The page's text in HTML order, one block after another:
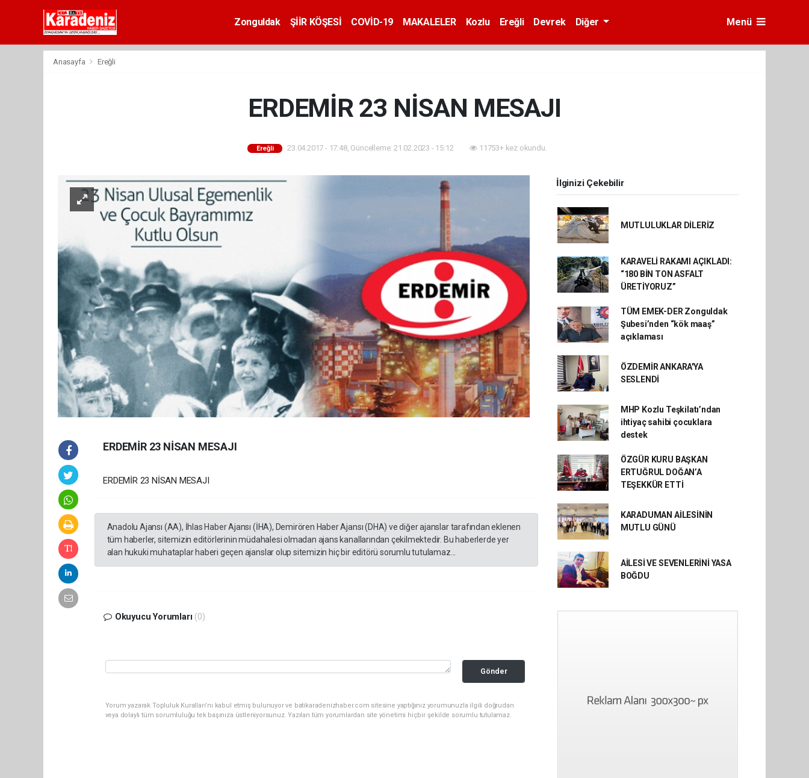
Zonguldak ŞİİR KÖŞESİ COVİD-19 MAKALELER Kozlu Ereğli Devrek Diğer Menü
Anasayfa Ereğli
ERDEMİR 23 NİSAN MESAJI
Ereğli 23.04.2017 - 17:48, Güncelleme: 21.02.2023 - 15:12 11753+ kez okundu.
ERDEMİR 23 NİSAN MESAJI
ERDEMİR 23 NİSAN MESAJI
Anadolu Ajansı (AA), İhlas Haber Ajansı (İHA), Demirören Haber Ajansı (DHA) ve diğer ajanslar tarafından eklenen
tüm haberler, sitemizin editörlerinin müdahalesi olmadan ajans kanallarından çekilmektedir. Bu haberlerde yer
alan hukuki muhataplar haberi geçen ajanslar olup sitemizin hiç bir editörü sorumlu tutulamaz...
Okuyucu Yorumları (0)
Gönder
Yorum yazarak Topluluk Kuralları’nı kabul etmiş bulunuyor ve batikaradenizhaber.com sitesine yaptığınız yorumunuzla ilgili doğrudan
veya dolaylı tüm sorumluluğu tek başınıza üstleniyorsunuz. Yazılan tüm yorumlardan site yönetimi hiçbir şekilde sorumlu tutulamaz.
İlginizi Çekebilir
MUTLULUKLAR DİLERİZ
KARAVELİ RAKAMI AÇIKLADI:
“180 BİN TON ASFALT
ÜRETİYORUZ”
TÜM EMEK-DER Zonguldak
Şubesi’nden “kök maaş”
açıklaması
ÖZDEMİR ANKARA'YA
SESLENDİ
MHP Kozlu Teşkilatı’ndan
ihtiyaç sahibi çocuklara
destek
ÖZGÜR KURU BAŞKAN
ERTUĞRUL DOĞAN’A
TEŞEKKÜR ETTİ
KARADUMAN AİLESİNİN
MUTLU GÜNÜ
AİLESİ VE SEVENLERİNİ YASA
BOĞDU